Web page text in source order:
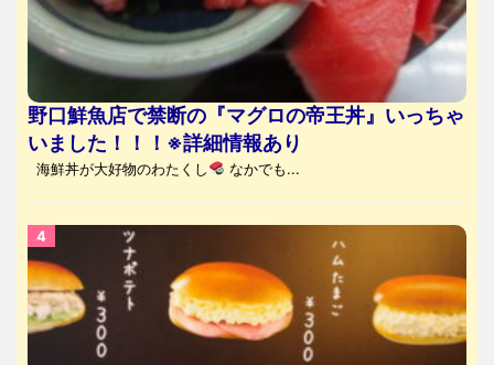
野口鮮魚店で禁断の『マグロの帝王丼』いっちゃ
いました！！！※詳細情報あり
海鮮丼が大好物のわたくし なかでも...